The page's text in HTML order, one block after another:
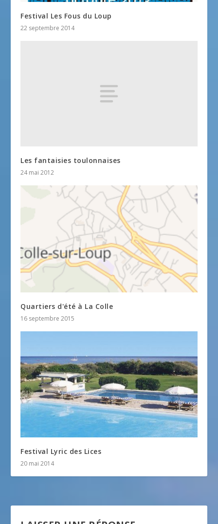
Festival Les Fous du Loup
22 septembre 2014
Les fantaisies toulonnaises
24 mai 2012
Quartiers d'été à La Colle
16 septembre 2015
Festival Lyric des Lices
20 mai 2014